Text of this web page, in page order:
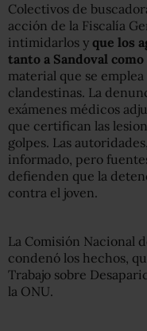
Colectivos de
acción de la Fiscalía
intimidarlos y que los
tanto a Sandoval
material que se
clandestinas. La
exámenes médicos
que certifican las
golpes. Las
informado, pero
defienden que la
contra el joven.
La Comisión Nacional
condenó los hechos,
Trabajo sobre
la ONU.